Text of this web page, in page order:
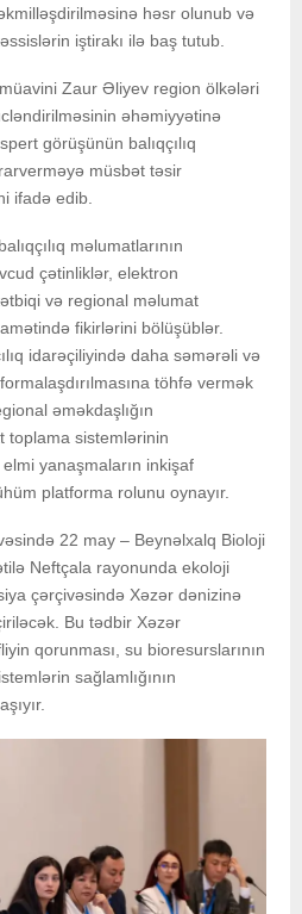
həsr olunub və
iştirakı ilə baş tutub.
Zaur Əliyev region ölkələri
əhəmiyyətinə
görüşünün balıqçılıq
müsbət təsir
ifadə edib.
məlumatlarının
çətinliklər, elektron
və regional məlumat
fikirlərini bölüşüblər.
idarəçiliyində daha səmərəli və
töhfə vermək
əməkdaşlığın
toplama sistemlərinin
yanaşmaların inkişaf
platforma rolunu oynayır.
22 may – Beynəlxalq Bioloji
Neftçala rayonunda ekoloji
çərçivəsində Xəzər dənizinə
Bu tədbir Xəzər
qorunması, su bioresurslarının
sağlamlığının